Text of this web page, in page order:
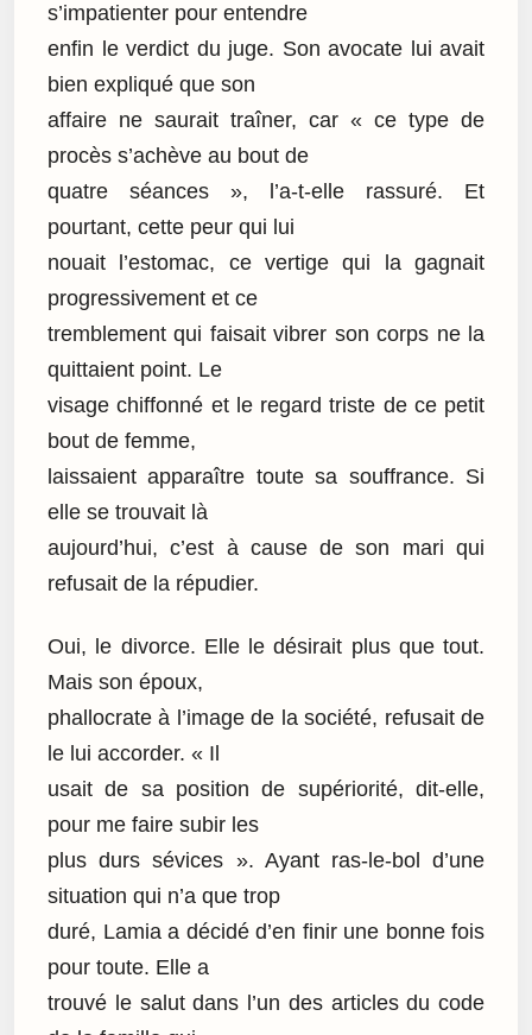
s’impatienter pour entendre
enfin le verdict du juge. Son avocate lui avait
bien expliqué que son
affaire ne saurait traîner, car « ce type de
procès s’achève au bout de
quatre séances », l’a-t-elle rassuré. Et
pourtant, cette peur qui lui
nouait l’estomac, ce vertige qui la gagnait
progressivement et ce
tremblement qui faisait vibrer son corps ne la
quittaient point. Le
visage chiffonné et le regard triste de ce petit
bout de femme,
laissaient apparaître toute sa souffrance. Si
elle se trouvait là
aujourd’hui, c’est à cause de son mari qui
refusait de la répudier.
Oui, le divorce. Elle le désirait plus que tout.
Mais son époux,
phallocrate à l’image de la société, refusait de
le lui accorder. « Il
usait de sa position de supériorité, dit-elle,
pour me faire subir les
plus durs sévices ». Ayant ras-le-bol d’une
situation qui n’a que trop
duré, Lamia a décidé d’en finir une bonne fois
pour toute. Elle a
trouvé le salut dans l’un des articles du code